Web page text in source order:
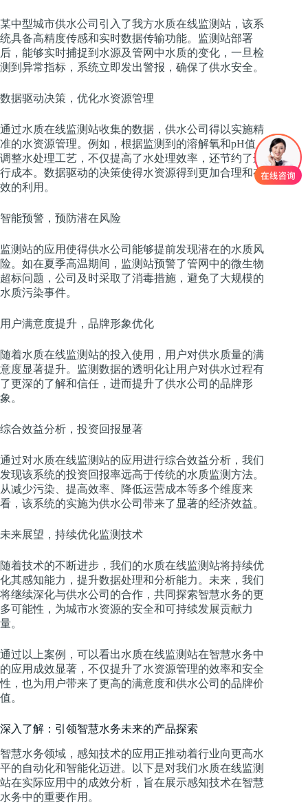
某中型城市供水公司引入了我方水质在线监测站，该系
统具备高精度传感和实时数据传输功能。监测站部署
后，能够实时捕捉到水源及管网中水质的变化，一旦检
测到异常指标，系统立即发出警报，确保了供水安全。
数据驱动决策，优化水资源管理
通过水质在线监测站收集的数据，供水公司得以实施精
准的水资源管理。例如，根据监测到的溶解氧和pH值，
调整水处理工艺，不仅提高了水处理效率，还节约了运
行成本。数据驱动的决策使得水资源得到更加合理和有
效的利用。
智能预警，预防潜在风险
监测站的应用使得供水公司能够提前发现潜在的水质风
险。如在夏季高温期间，监测站预警了管网中的微生物
超标问题，公司及时采取了消毒措施，避免了大规模的
水质污染事件。
用户满意度提升，品牌形象优化
随着水质在线监测站的投入使用，用户对供水质量的满
意度显著提升。监测数据的透明化让用户对供水过程有
了更深的了解和信任，进而提升了供水公司的品牌形
象。
综合效益分析，投资回报显著
通过对水质在线监测站的应用进行综合效益分析，我们
发现该系统的投资回报率远高于传统的水质监测方法。
从减少污染、提高效率、降低运营成本等多个维度来
看，该系统的实施为供水公司带来了显著的经济效益。
未来展望，持续优化监测技术
随着技术的不断进步，我们的水质在线监测站将持续优
化其感知能力，提升数据处理和分析能力。未来，我们
将继续深化与供水公司的合作，共同探索智慧水务的更
多可能性，为城市水资源的安全和可持续发展贡献力
量。
通过以上案例，可以看出水质在线监测站在智慧水务中
的应用成效显著，不仅提升了水资源管理的效率和安全
性，也为用户带来了更高的满意度和供水公司的品牌价
值。
深入了解：引领智慧水务未来的产品探索
智慧水务领域，感知技术的应用正推动着行业向更高水
平的自动化和智能化迈进。以下是对我们水质在线监测
站在实际应用中的成效分析，旨在展示感知技术在智慧
水务中的重要作用。